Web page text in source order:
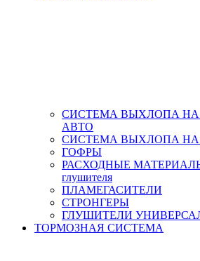
СИСТЕМА ВЫХЛОПА НА
АВТО
СИСТЕМА ВЫХЛОПА
ГОФРЫ
РАСХОДНЫЕ МАТЕРИАЛЫ
глушителя
ПЛАМЕГАСИТЕЛИ
СТРОНГЕРЫ
ГЛУШИТЕЛИ
ТОРМОЗНАЯ СИСТЕМА